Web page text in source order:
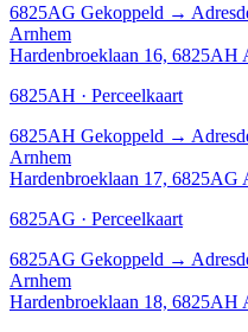
6825AG Gekoppeld →
Arnhem
Hardenbroeklaan 16, 6825AH
6825AH · Perceelkaart
6825AH Gekoppeld →
Arnhem
Hardenbroeklaan 17, 6825AG
6825AG · Perceelkaart
6825AG Gekoppeld →
Arnhem
Hardenbroeklaan 18, 6825AH